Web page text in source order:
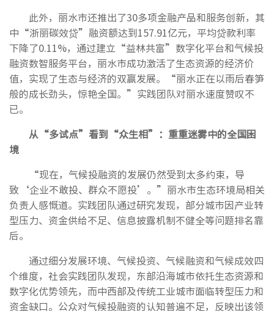
此外，丽水市还推出了30多项金融产品和服务创新，其
中“浙丽碳效贷”融资额达到157.91亿元，平均贷款利率
下降了0.11%，通过建立“益林共富”数字化平台和气候投
融资数智服务平台，丽水市成功激活了生态资源的经济价
值，实现了生态与经济的双赢发展。“丽水正在以雨后春笋
般的成长劲头，惊艳全国。”实践团队对丽水速度赞叹不
已。
从“多试点”看到“众生相”：重重迷雾中的全国困
境
“现在，气候投融资的发展仍然受到太多约束，导
致‘企业不敢投、群众不愿投’。”丽水市生态环境局相关
负责人感慨道。实践团队通过研究发现，部分城市因产业转
型压力、资金供给不足、信息披露机制不健全等问题排名靠
后。
通过细分发展环境、气候投资、气候融资和气候成效四
个维度，社会实践团队发现，东部沿海城市依托生态资源和
数字化优势领先，而中西部及传统工业城市面临转型压力和
资金缺口。公众对气候投融资的认知普遍不足，反映出该领